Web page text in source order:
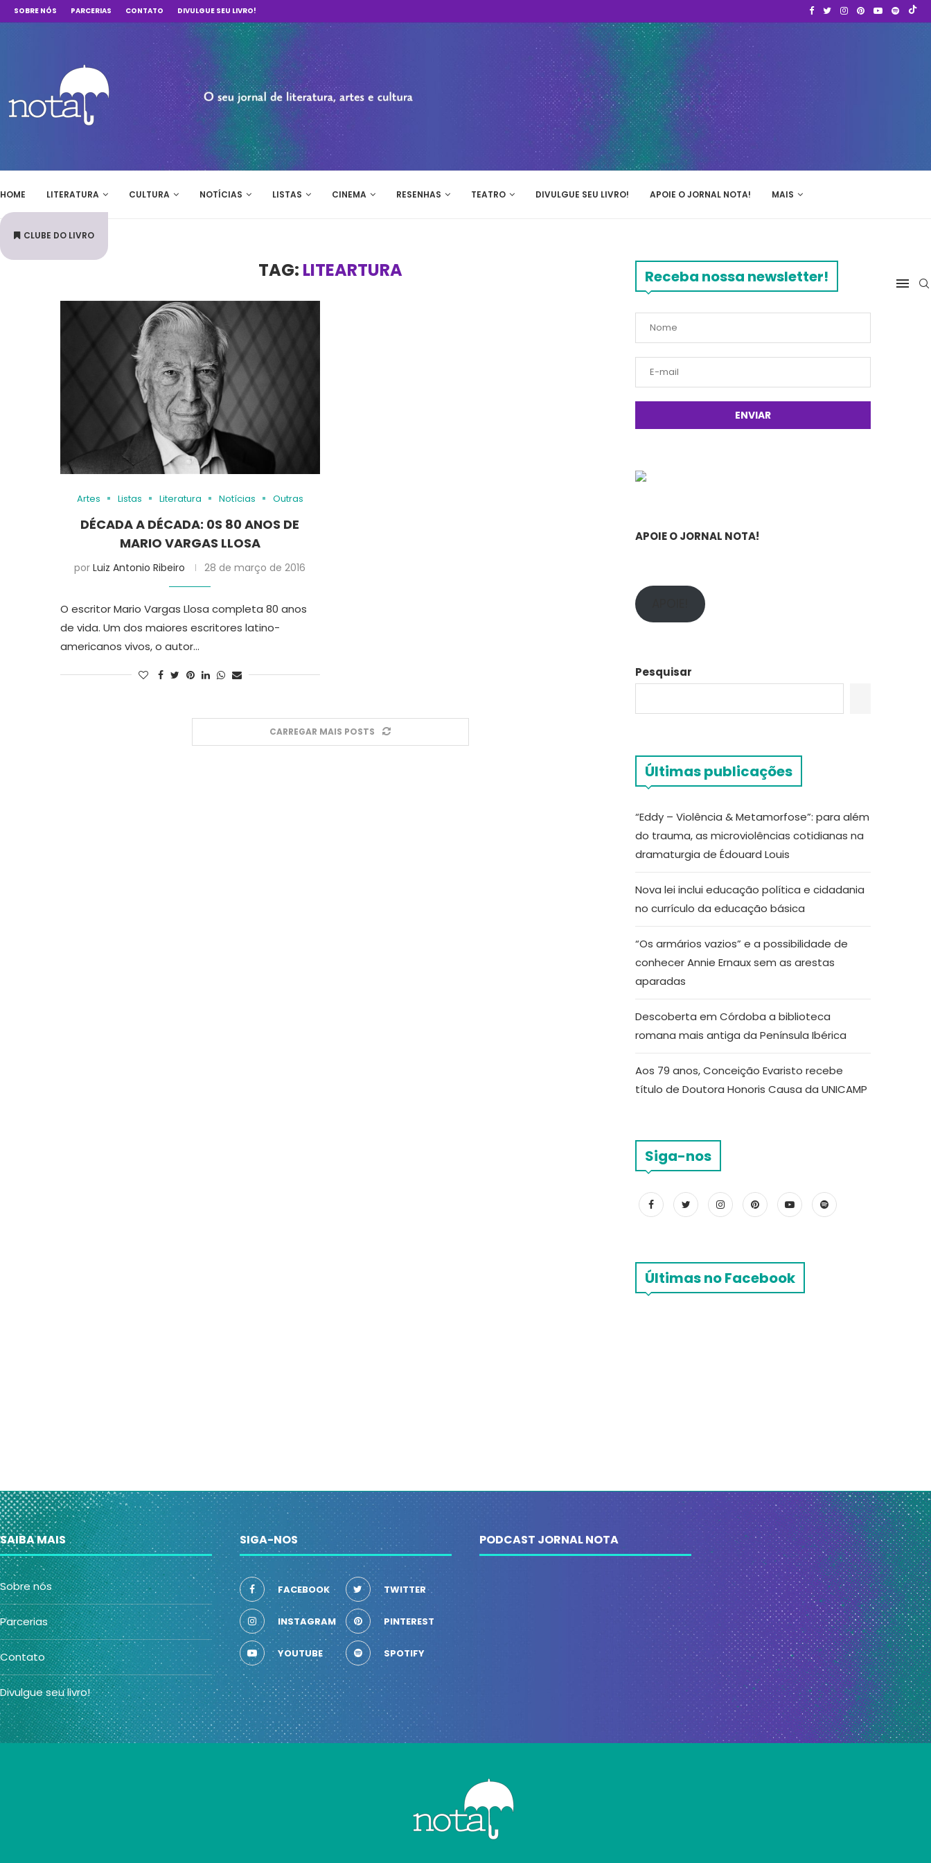
SOBRE NÓS PARCERIAS CONTATO DIVULGUE SEU LIVRO!
HOME LITERATURA CULTURA NOTÍCIAS LISTAS CINEMA RESENHAS TEATRO DIVULGUE SEU LIVRO! APOIE O JORNAL NOTA! MAIS
CLUBE DO LIVRO
TAG: LITEARTURA
Artes Listas Literatura Notícias Outras
DÉCADA A DÉCADA: 0S 80 ANOS DE
MARIO VARGAS LLOSA
porLuiz Antonio Ribeiro 28 de março de 2016
O escritor Mario Vargas Llosa completa 80 anos
de vida. Um dos maiores escritores latino-
americanos vivos, o autor…
CARREGAR MAIS POSTS
Receba nossa newsletter!
APOIE O JORNAL NOTA!
Pesquisar
Últimas publicações
“Eddy – Violência & Metamorfose”: para além
do trauma, as microviolências cotidianas na
dramaturgia de Édouard Louis
Nova lei inclui educação política e cidadania
no currículo da educação básica
“Os armários vazios” e a possibilidade de
conhecer Annie Ernaux sem as arestas
aparadas
Descoberta em Córdoba a biblioteca
romana mais antiga da Península Ibérica
Aos 79 anos, Conceição Evaristo recebe
título de Doutora Honoris Causa da UNICAMP
Siga-nos
Últimas no Facebook
SAIBA MAIS
Sobre nós
Parcerias
Contato
Divulgue seu livro!
SIGA-NOS
FACEBOOK TWITTER
INSTAGRAM PINTEREST
YOUTUBE SPOTIFY
PODCAST JORNAL NOTA